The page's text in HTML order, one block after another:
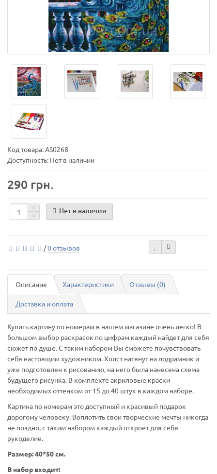
Код товара:AS0268
Доступность: Нет в наличии
290 грн.
Нет в наличии
/0 отзывов
Описание Характеристики Отзывы (0)
Доставка и оплата
Купить картину по номерам в нашем магазине очень легко! В
большом выбор раскрасок по цифрам каждый найдет для себя
сюжет по душе. С таким набором Вы сможете почувствовать
себя настоящим художником. Холст натянут на подрамник и
уже подготовлен к рисованию, на него была нанесена схема
будущего рисунка. В комплекте акриловые краски
необходимых оттенком от 15 до 40 штук в каждом наборе.
Картина по номерам это доступный и красивый подарок
дорогому человеку. Воплотить свои творческие мечты никогда
не поздно, с таким набором каждый откроет для себя
рукоделие.
Размер: 40*50 см.
В набор входит: